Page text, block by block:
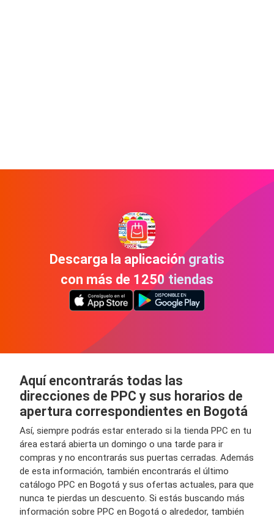
Descarga la aplicación gratis
con más de 1250 tiendas
Aquí encontrarás todas las
direcciones de PPC y sus horarios de
apertura correspondientes en Bogotá
Así, siempre podrás estar enterado si la tienda PPC en tu
área estará abierta un domingo o una tarde para ir
compras y no encontrarás sus puertas cerradas. Además
de esta información, también encontrarás el último
catálogo PPC en Bogotá y sus ofertas actuales, para que
nunca te pierdas un descuento. Si estás buscando más
información sobre PPC en Bogotá o alrededor, también